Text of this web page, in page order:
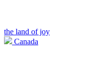
the land of joy
Canada